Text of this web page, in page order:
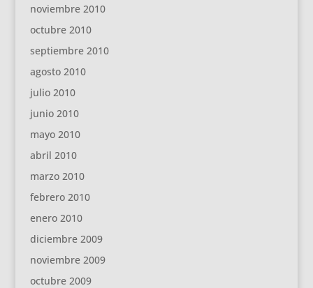
noviembre 2010
octubre 2010
septiembre 2010
agosto 2010
julio 2010
junio 2010
mayo 2010
abril 2010
marzo 2010
febrero 2010
enero 2010
diciembre 2009
noviembre 2009
octubre 2009